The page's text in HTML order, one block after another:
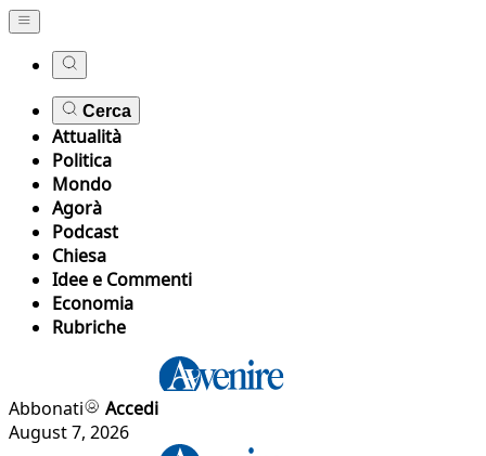
Cerca
Attualità
Politica
Mondo
Agorà
Podcast
Chiesa
Idee e Commenti
Economia
Rubriche
Abbonati
Accedi
August 7, 2026